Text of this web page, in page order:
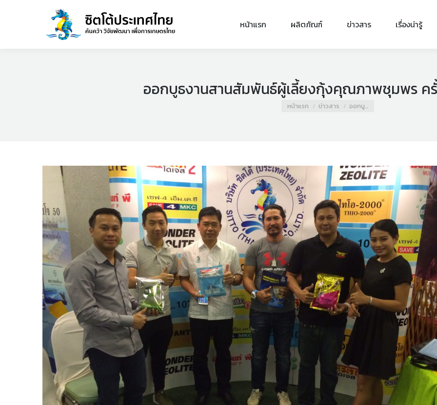
หน้าแรก ผลิตภัณฑ์ ข่าวสาร เรื่องน่ารู้
ออกบูธงานสานสัมพันธ์ผู้เลี้ยงกุ้งคุณภาพชุมพร ค
You are here:
หน้าแรก ข่าวสาร ออกบู…